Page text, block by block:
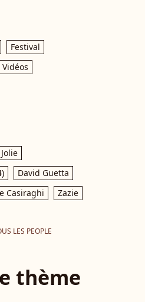
Festival
Vidéos
David Guetta
Casiraghi
Zazie
LES PEOPLE
thème